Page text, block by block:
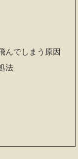
んでしまう原因
法